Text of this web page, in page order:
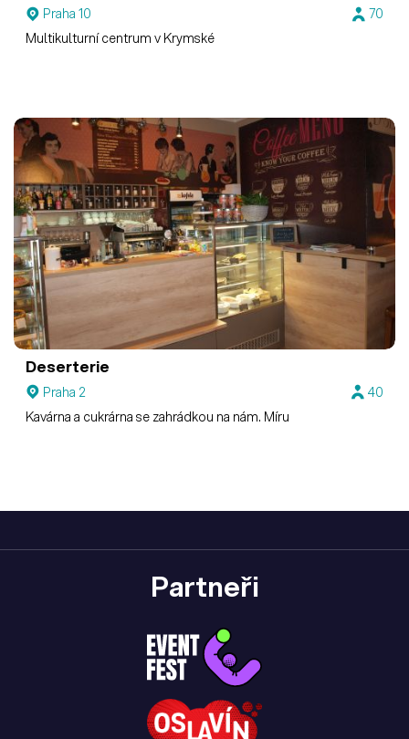
Praha 10
70
Multikulturní centrum v Krymské
Deserterie
Praha 2
40
Kavárna a cukrárna se zahrádkou na nám. Míru
Partneři